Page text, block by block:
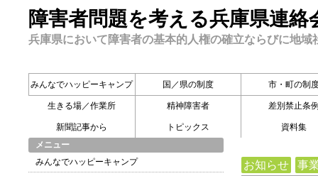
障害者問題を考える兵庫県連
兵庫県において障害者の基本的人権の確立ならびに地
みんなでハッピーキャンプ 国／県の制度 市・町の制
生きる場／作業所 精神障害者 差別禁止条
新聞記事から トピックス 資料集
お知らせ 事
メニュー
みんなでハッピーキャンプ